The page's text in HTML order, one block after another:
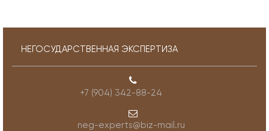
НЕГОСУДАРСТВЕННАЯ ЭКСПЕРТИЗА
+7 (904) 342-88-24
neg-experts@biz-mail.ru